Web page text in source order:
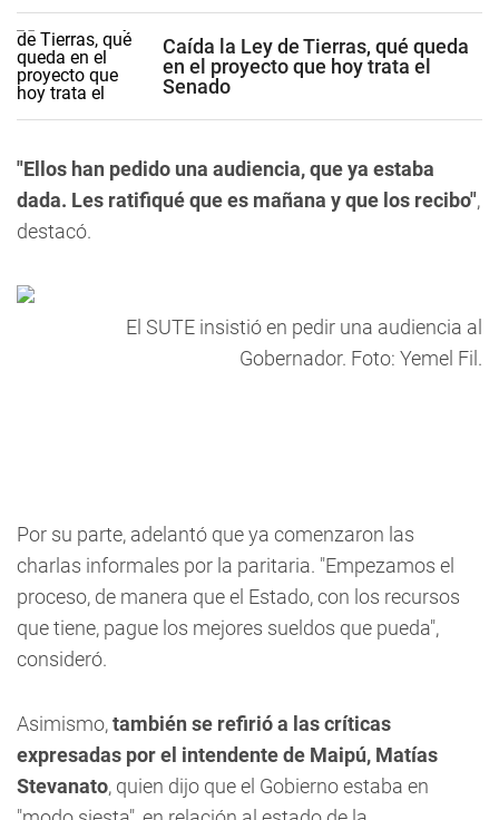
Caída la Ley de Tierras, qué queda
en el proyecto que hoy trata el
Senado
"Ellos han pedido una audiencia, que ya estaba
dada. Les ratifiqué que es mañana y que los recibo",
destacó.
El SUTE insistió en pedir una audiencia al
Gobernador. Foto: Yemel Fil.
Por su parte, adelantó que ya comenzaron las
charlas informales por la paritaria. "Empezamos el
proceso, de manera que el Estado, con los recursos
que tiene, pague los mejores sueldos que pueda",
consideró.
Asimismo,también se refirió a las críticas
expresadas por el intendente de Maipú, Matías
Stevanato, quien dijo que el Gobierno estaba en